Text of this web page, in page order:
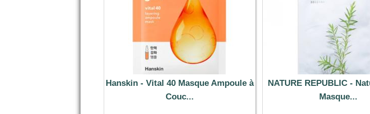
Hanskin - Vital 40 Masque Ampoule à
Couc...
NATURE REPUBLIC -
Masque...